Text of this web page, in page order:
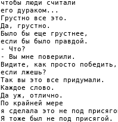
чтобы люди считали
его дураком...
Грустно все это.
Да, грустно.
Было бы еще грустнее,
если бы было правдой.
- Что?
- Вы мне поверили.
Видите, как просто победить,
если лжешь?
Так вы это все придумали.
Каждое слово.
Да уж, отлично.
По крайней мере
я сделала это не под
Я тоже был не под присягой.